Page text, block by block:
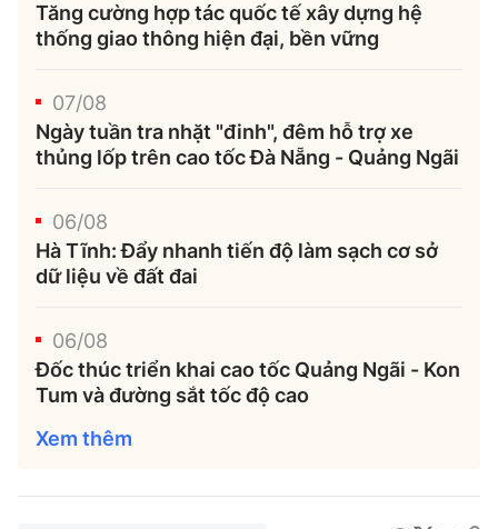
Tăng cường hợp tác quốc tế xây dựng hệ
thống giao thông hiện đại, bền vững
07/08
Ngày tuần tra nhặt "đinh", đêm hỗ trợ xe
thủng lốp trên cao tốc Đà Nẵng - Quảng Ngãi
06/08
Hà Tĩnh: Đẩy nhanh tiến độ làm sạch cơ sở
dữ liệu về đất đai
06/08
Đốc thúc triển khai cao tốc Quảng Ngãi - Kon
Tum và đường sắt tốc độ cao
Xem thêm